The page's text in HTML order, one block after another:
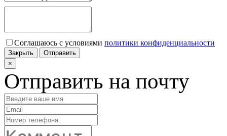
Соглашаюсь с условиями политики конфиденциальности
Закрыть
Отправить
×
Отправить на почту